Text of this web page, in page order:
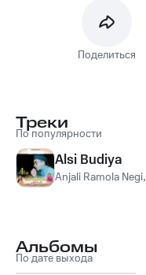
Поделиться
Треки
По популярности
Alsi Budiya
Anjali Ramola Negi,
Альбомы
По дате выхода